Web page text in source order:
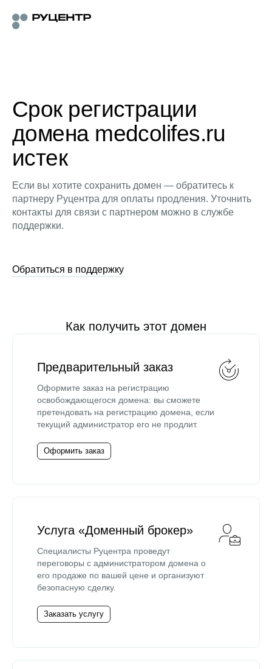
Срок регистрации
домена medcolifes.ru
истек
Если вы хотите сохранить домен — обратитесь к
партнеру Руцентра для оплаты продления. Уточнить
контакты для связи с партнером можно в службе
поддержки.
Обратиться в поддержку
Как получить этот домен
Предварительный заказ
Оформите заказ на регистрацию
освобождающегося домена: вы сможете
претендовать на регистрацию домена, если
текущий администратор его не продлит.
Оформить заказ
Услуга «Доменный брокер»
Специалисты Руцентра проведут
переговоры с администратором домена о
его продаже по вашей цене и организуют
безопасную сделку.
Заказать услугу